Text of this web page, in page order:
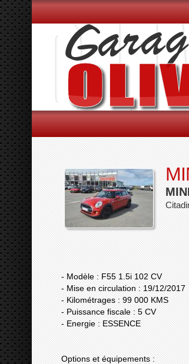
- Modèle : F55 1.5i 102 CV
- Mise en circulation : 19/12/2017
- Kilométrages : 99 000 KMS
- Puissance fiscale : 5 CV
- Energie : ESSENCE
Options et équipements :